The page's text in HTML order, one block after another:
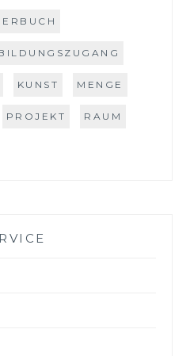
KUNST MENGE
PROJEKT RAUM